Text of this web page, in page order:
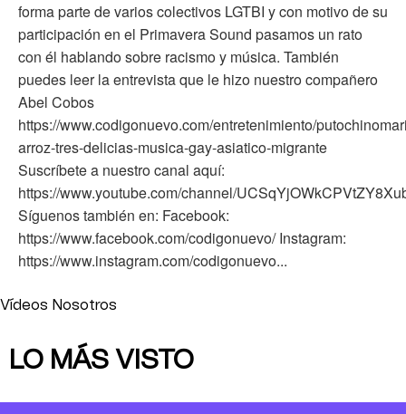
forma parte de varios colectivos LGTBI y con motivo de su
participación en el Primavera Sound pasamos un rato
con él hablando sobre racismo y música. También
puedes leer la entrevista que le hizo nuestro compañero
Abel Cobos
https://www.codigonuevo.com/entretenimiento/
arroz-tres-delicias-musica-gay-asiatico-migrante
Suscríbete a nuestro canal aquí:
https://www.youtube.com/channel/
Síguenos también en: Facebook:
https://www.facebook.com/codigonuevo/ Instagram:
https://www.instagram.com/codigonuevo...
Vídeos Nosotros
LO MÁS VISTO